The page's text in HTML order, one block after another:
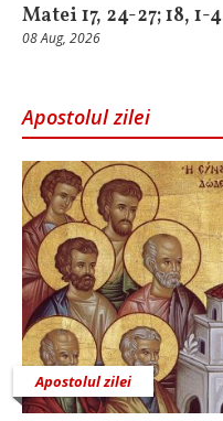
Matei 17, 24-27; 18, 1-4
08 Aug, 2026
Apostolul zilei
Apostolul zilei